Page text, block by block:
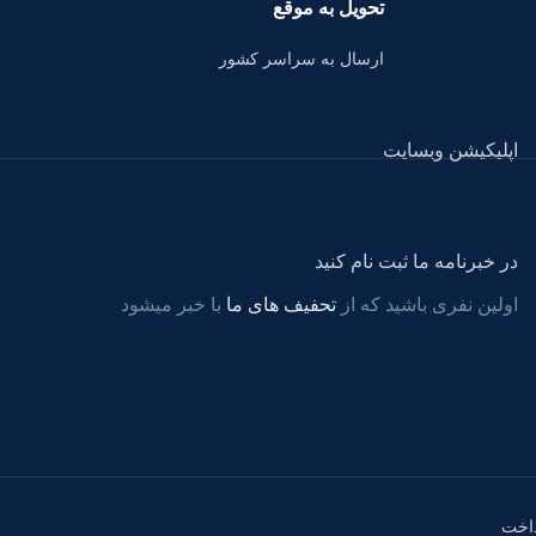
تحویل به موقع
ارسال به سراسر کشور
اپلیکیشن وبسایت
در خبرنامه ما ثبت نام کنید
اولین نفری باشید که از تحفیف های ما با خبر میشود